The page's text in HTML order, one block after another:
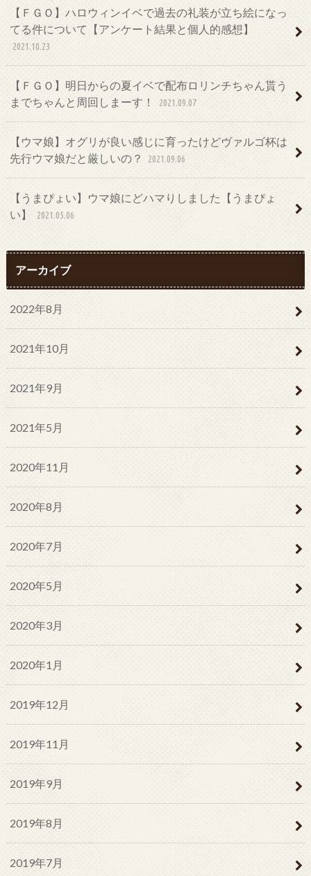
【ＦＧＯ】ハロウィンイベで過去の礼装が立ち絵になっ
てる件について【アンケート結果と個人的感想】
2021.10.23
【ＦＧＯ】明日からの夏イベで配布ロリンチちゃん貰う
までちゃんと周回しまーす！
2021.09.07
【ウマ娘】オグリが良い感じに育ったけどヴァルゴ杯は
先行ウマ娘だと厳しいの？
2021.09.06
【うまぴょい】ウマ娘にどハマりしました【うまぴょ
い】
2021.05.06
アーカイブ
2022年8月
2021年10月
2021年9月
2021年5月
2020年11月
2020年8月
2020年7月
2020年5月
2020年3月
2020年1月
2019年12月
2019年11月
2019年9月
2019年8月
2019年7月